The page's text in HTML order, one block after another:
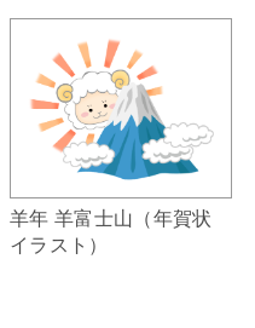
羊年 羊富士山（年賀状
イラスト）